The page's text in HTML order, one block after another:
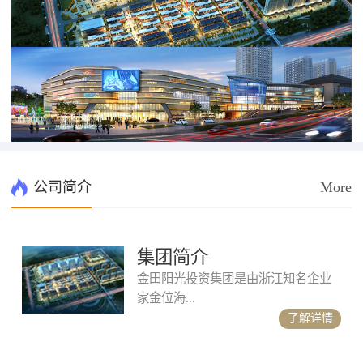
公司简介 More
集团简介
金田阳光投资集团是由浙江知名企业
家金位海...
了解详情